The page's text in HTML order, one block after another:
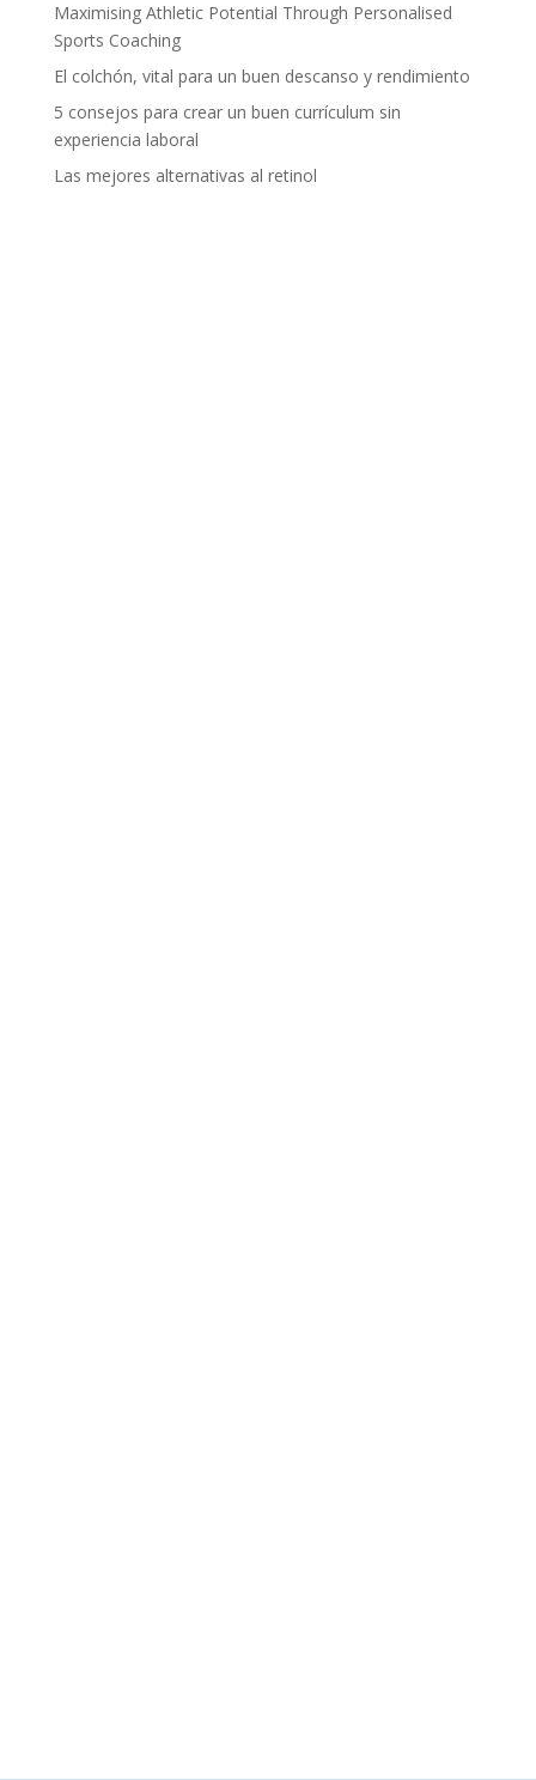
Maximising Athletic Potential Through Personalised
Sports Coaching
El colchón, vital para un buen descanso y rendimiento
5 consejos para crear un buen currículum sin
experiencia laboral
Las mejores alternativas al retinol